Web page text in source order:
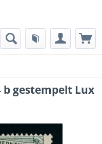
gestempelt Lux